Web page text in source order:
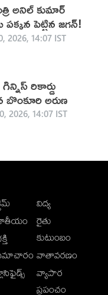
అనిల్ కుమార్
పెట్టిన జగన్!
2026, 14:07 IST
రికార్డు
అరుణ
2026, 14:07 IST
విద్య
రైతు
కుటుంబం
వాతావరణం
వ్యాపార
ప్రపంచం